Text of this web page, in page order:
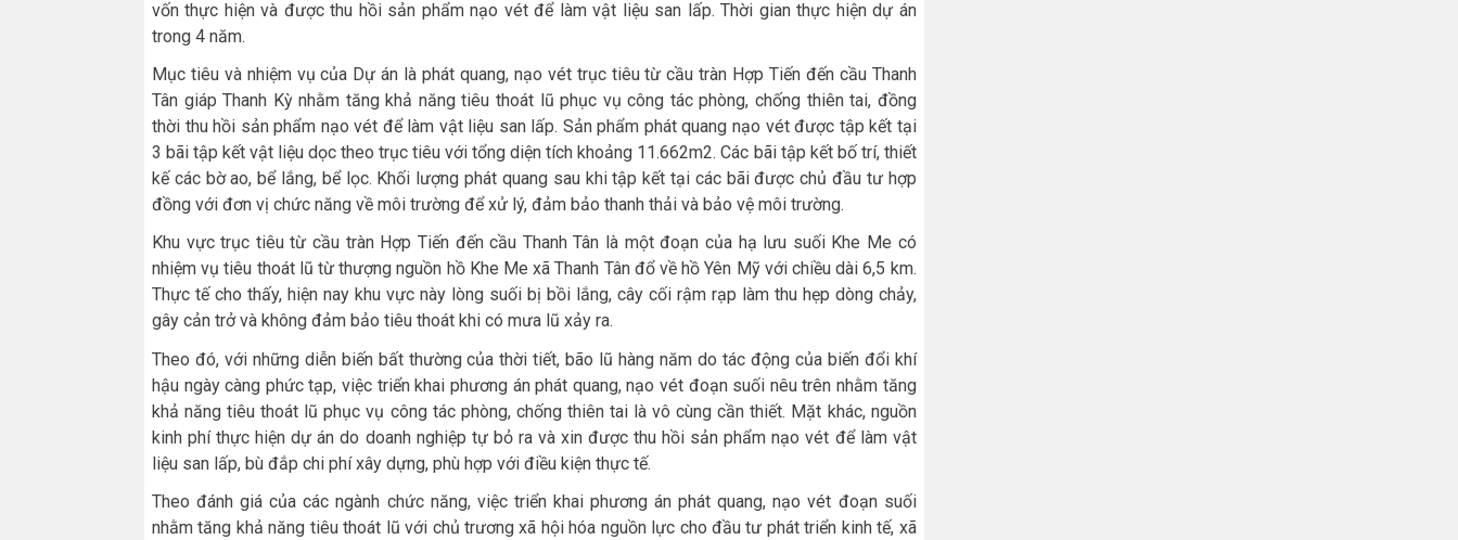
vốn thực hiện và được thu hồi sản phẩm nạo vét để làm vật liệu san lấp. Thời gian thực hiện dự án
trong 4 năm.
Mục tiêu và nhiệm vụ của Dự án là phát quang, nạo vét trục tiêu từ cầu tràn Hợp Tiến đến cầu Thanh
Tân giáp Thanh Kỳ nhằm tăng khả năng tiêu thoát lũ phục vụ công tác phòng, chống thiên tai, đồng
thời thu hồi sản phẩm nạo vét để làm vật liệu san lấp. Sản phẩm phát quang nạo vét được tập kết tại
3 bãi tập kết vật liệu dọc theo trục tiêu với tổng diện tích khoảng 11.662m2. Các bãi tập kết bố trí, thiết
kế các bờ ao, bể lắng, bể lọc. Khối lượng phát quang sau khi tập kết tại các bãi được chủ đầu tư hợp
đồng với đơn vị chức năng về môi trường để xử lý, đảm bảo thanh thải và bảo vệ môi trường.
Khu vực trục tiêu từ cầu tràn Hợp Tiến đến cầu Thanh Tân là một đoạn của hạ lưu suối Khe Me có
nhiệm vụ tiêu thoát lũ từ thượng nguồn hồ Khe Me xã Thanh Tân đổ về hồ Yên Mỹ với chiều dài 6,5 km.
Thực tế cho thấy, hiện nay khu vực này lòng suối bị bồi lắng, cây cối rậm rạp làm thu hẹp dòng chảy,
gây cản trở và không đảm bảo tiêu thoát khi có mưa lũ xảy ra.
Theo đó, với những diễn biến bất thường của thời tiết, bão lũ hàng năm do tác động của biến đổi khí
hậu ngày càng phức tạp, việc triển khai phương án phát quang, nạo vét đoạn suối nêu trên nhằm tăng
khả năng tiêu thoát lũ phục vụ công tác phòng, chống thiên tai là vô cùng cần thiết. Mặt khác, nguồn
kinh phí thực hiện dự án do doanh nghiệp tự bỏ ra và xin được thu hồi sản phẩm nạo vét để làm vật
liệu san lấp, bù đắp chi phí xây dựng, phù hợp với điều kiện thực tế.
Theo đánh giá của các ngành chức năng, việc triển khai phương án phát quang, nạo vét đoạn suối
nhằm tăng khả năng tiêu thoát lũ với chủ trương xã hội hóa nguồn lực cho đầu tư phát triển kinh tế, xã